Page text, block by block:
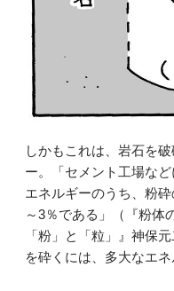
しかもこれは、岩石を
ー。「セメント工場な
エネルギーのうち、粉
～3％である」（『粉体
「粉」と「粒」』神保
を砕くには、多大なエネ